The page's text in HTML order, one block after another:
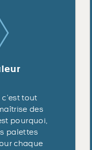
tout
des
pourquoi,
palettes
chaque